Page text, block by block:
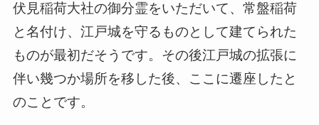
伏見稲荷大社の御分霊をいただいて、常盤稲荷
と名付け、江戸城を守るものとして建てられた
ものが最初だそうです。その後江戸城の拡張に
伴い幾つか場所を移した後、ここに遷座したと
のことです。